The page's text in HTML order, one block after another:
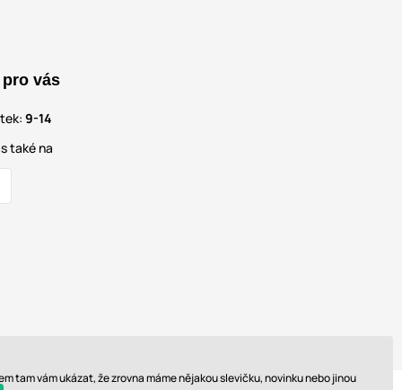
vás
9-14
také na
tam vám ukázat, že zrovna máme nějakou slevičku, novinku nebo jinou